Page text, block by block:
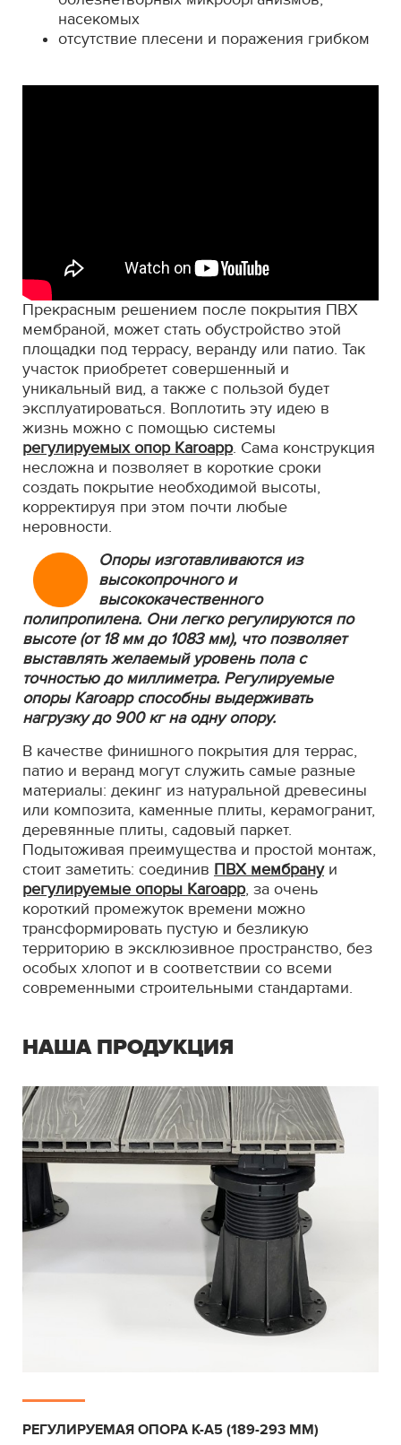
насекомых
отсутствие плесени и поражения грибком
Прекрасным решением после покрытия ПВХ
мембраной, может стать обустройство этой
площадки под террасу, веранду или патио. Так
участок приобретет совершенный и
уникальный вид, а также с пользой будет
эксплуатироваться. Воплотить эту идею в
жизнь можно с помощью системы
регулируемых опор Karoapp. Сама конструкция
несложна и позволяет в короткие сроки
создать покрытие необходимой высоты,
корректируя при этом почти любые
неровности.
Опоры изготавливаются из
высокопрочного и
высококачественного
полипропилена. Они легко регулируются по
высоте (от 18 мм до 1083 мм), что позволяет
выставлять желаемый уровень пола с
точностью до миллиметра. Регулируемые
опоры Karoapp способны выдерживать
нагрузку до 900 кг на одну опору.
В качестве финишного покрытия для террас,
патио и веранд могут служить самые разные
материалы: декинг из натуральной древесины
или композита, каменные плиты, керамогранит,
деревянные плиты, садовый паркет.
Подытоживая преимущества и простой монтаж,
стоит заметить: соединив ПВХ мембрануи
регулируемые опоры Karoapp, за очень
короткий промежуток времени можно
трансформировать пустую и безликую
территорию в эксклюзивное пространство, без
особых хлопот и в соответствии со всеми
современными строительными стандартами.
НАША ПРОДУКЦИЯ
РЕГУЛИРУЕМАЯ ОПОРА К-А5 (189-293 ММ)